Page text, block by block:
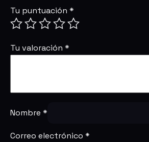
Tu puntuación *
Tu valoración *
Nombre *
Correo electrónico *